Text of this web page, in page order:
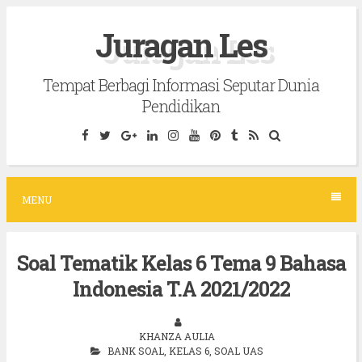
c
Juragan Les
Tempat Berbagi Informasi Seputar Dunia
Pendidikan
MENU
Soal Tematik Kelas 6 Tema 9 Bahasa
Indonesia T.A 2021/2022
KHANZA AULIA
BANK SOAL KELAS 6 SOAL UAS